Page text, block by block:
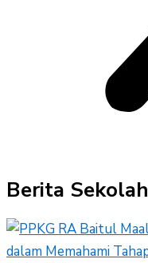
Berita Sekolah